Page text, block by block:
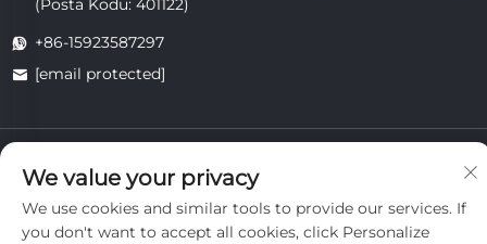
(Posta Kodu: 401122)
+86-15923587297
[email protected]
tarafından sahiplenilmiştir.
Gizlilik Politikası
We value your privacy
We use cookies and similar tools to provide our services. If
you don't want to accept all cookies, click Personalize